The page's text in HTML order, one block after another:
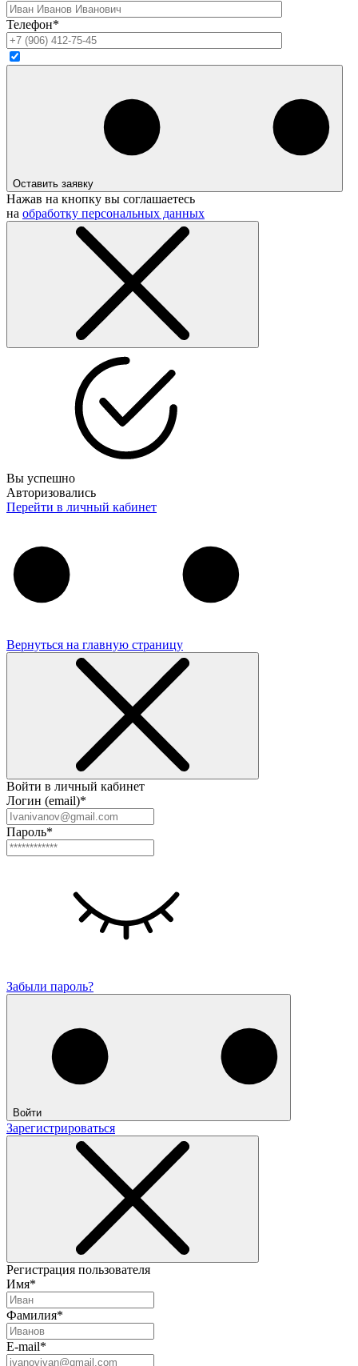
Телефон*
Оставить заявку
Нажав на кнопку вы соглашаетесь
на обработку персональных данных
Вы успешно
Авторизовались
Перейти в личный кабинет
Вернуться на главную страницу
Войти в личный кабинет
Логин (email)*
Пароль*
Забыли пароль?
Войти
Зарегистрироваться
Регистрация пользователя
Имя*
Фамилия*
E-mail*